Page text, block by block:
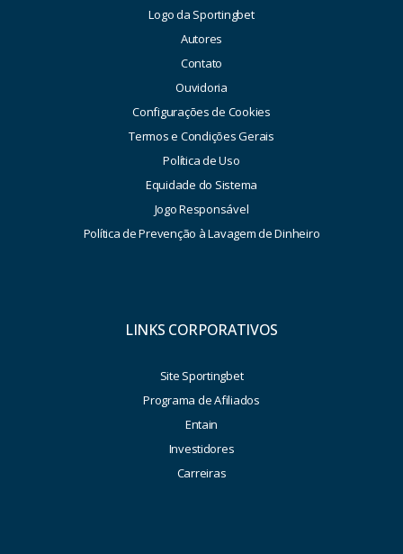
Logo da Sportingbet
Autores
Contato
Ouvidoria
Configurações de Cookies
Termos e Condições Gerais
Política de Uso
Equidade do Sistema
Jogo Responsável
Política de Prevenção à Lavagem de Dinheiro
LINKS CORPORATIVOS
Site Sportingbet
Programa de Afiliados
Entain
Investidores
Carreiras